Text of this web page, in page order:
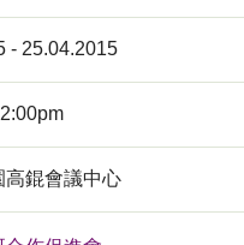
- 25.04.2015
高錕會議中心